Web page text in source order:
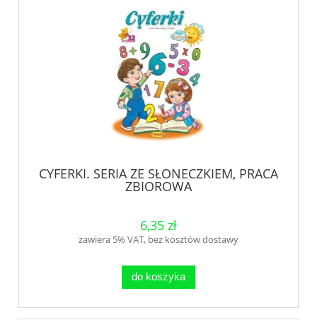
CYFERKI. SERIA ZE SŁONECZKIEM, PRACA
ZBIOROWA
6,35 zł
zawiera 5% VAT, bez kosztów dostawy
do koszyka